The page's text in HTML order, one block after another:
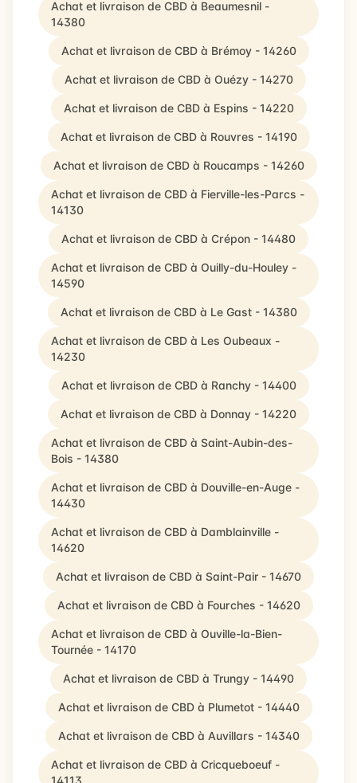
Achat et livraison de CBD à Beaumesnil -
14380
Achat et livraison de CBD à Brémoy - 14260
Achat et livraison de CBD à Ouézy - 14270
Achat et livraison de CBD à Espins - 14220
Achat et livraison de CBD à Rouvres - 14190
Achat et livraison de CBD à Roucamps - 14260
Achat et livraison de CBD à Fierville-les-Parcs -
14130
Achat et livraison de CBD à Crépon - 14480
Achat et livraison de CBD à Ouilly-du-Houley -
14590
Achat et livraison de CBD à Le Gast - 14380
Achat et livraison de CBD à Les Oubeaux -
14230
Achat et livraison de CBD à Ranchy - 14400
Achat et livraison de CBD à Donnay - 14220
Achat et livraison de CBD à Saint-Aubin-des-
Bois - 14380
Achat et livraison de CBD à Douville-en-Auge -
14430
Achat et livraison de CBD à Damblainville -
14620
Achat et livraison de CBD à Saint-Pair - 14670
Achat et livraison de CBD à Fourches - 14620
Achat et livraison de CBD à Ouville-la-Bien-
Tournée - 14170
Achat et livraison de CBD à Trungy - 14490
Achat et livraison de CBD à Plumetot - 14440
Achat et livraison de CBD à Auvillars - 14340
Achat et livraison de CBD à Cricqueboeuf -
14113